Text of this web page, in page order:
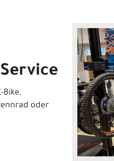
Bike,
oder